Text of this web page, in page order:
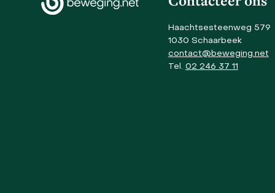
access
Haachtsesteenweg 579
1030 Schaarbeek
contact@beweging.net
Tel. 02 246 37 11